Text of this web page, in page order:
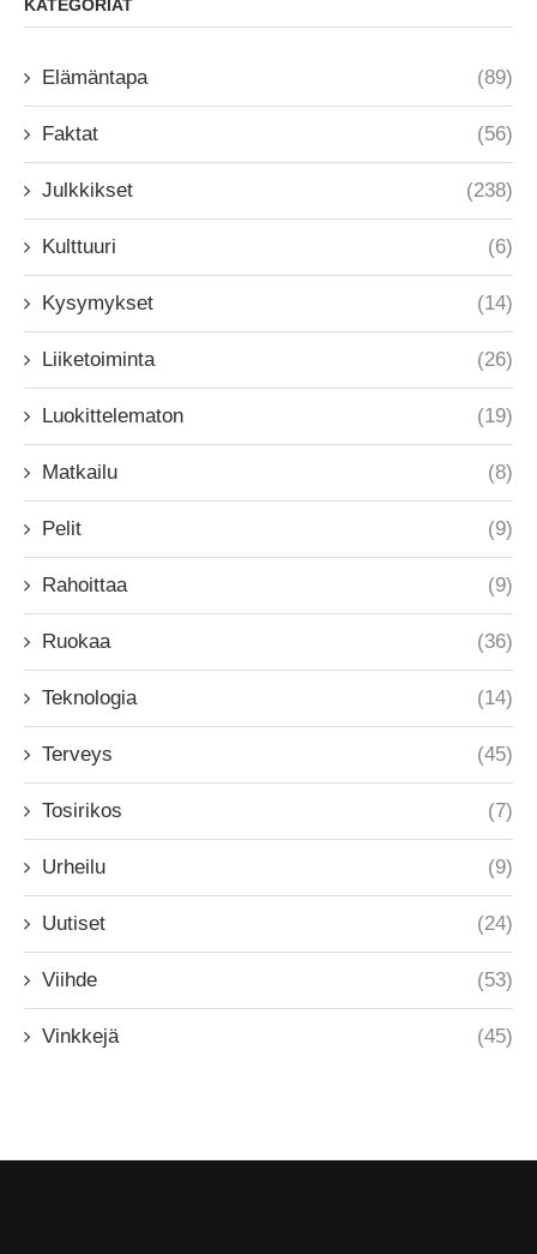
KATEGORIAT
Elämäntapa (89)
Faktat (56)
Julkkikset (238)
Kulttuuri (6)
Kysymykset (14)
Liiketoiminta (26)
Luokittelematon (19)
Matkailu (8)
Pelit (9)
Rahoittaa (9)
Ruokaa (36)
Teknologia (14)
Terveys (45)
Tosirikos (7)
Urheilu (9)
Uutiset (24)
Viihde (53)
Vinkkejä (45)